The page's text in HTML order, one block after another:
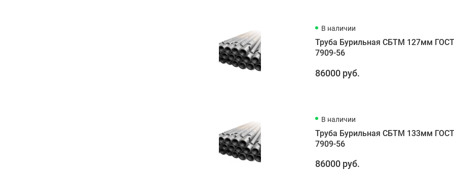
В наличии
Труба Бурильная СБТМ 127мм
7909-56
86000 руб.
В наличии
Труба Бурильная СБТМ 133мм
7909-56
86000 руб.